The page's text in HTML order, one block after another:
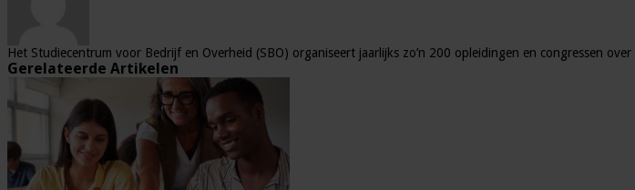
Het Studiecentrum voor Bedrijf en Overheid (SBO) organiseert jaarlijks zo’n 200 opleidingen en congressen
Gerelateerde Artikelen